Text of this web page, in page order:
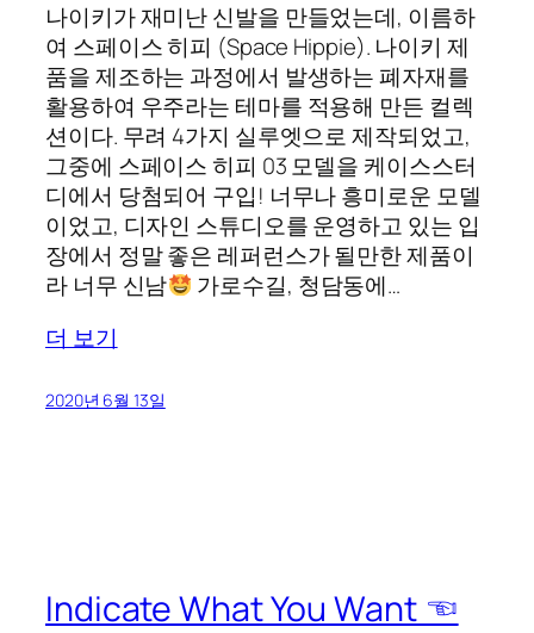
나이키가 재미난 신발을 만들었는데, 이름하
여 스페이스 히피 (Space Hippie). 나이키 제
품을 제조하는 과정에서 발생하는 폐자재를
활용하여 우주라는 테마를 적용해 만든 컬렉
션이다. 무려 4가지 실루엣으로 제작되었고,
그중에 스페이스 히피 03 모델을 케이스스터
디에서 당첨되어 구입! 너무나 흥미로운 모델
이었고, 디자인 스튜디오를 운영하고 있는 입
장에서 정말 좋은 레퍼런스가 될만한 제품이
라 너무 신남
가로수길, 청담동에…
더 보기
2020년 6월 13일
Indicate What You Want ☜